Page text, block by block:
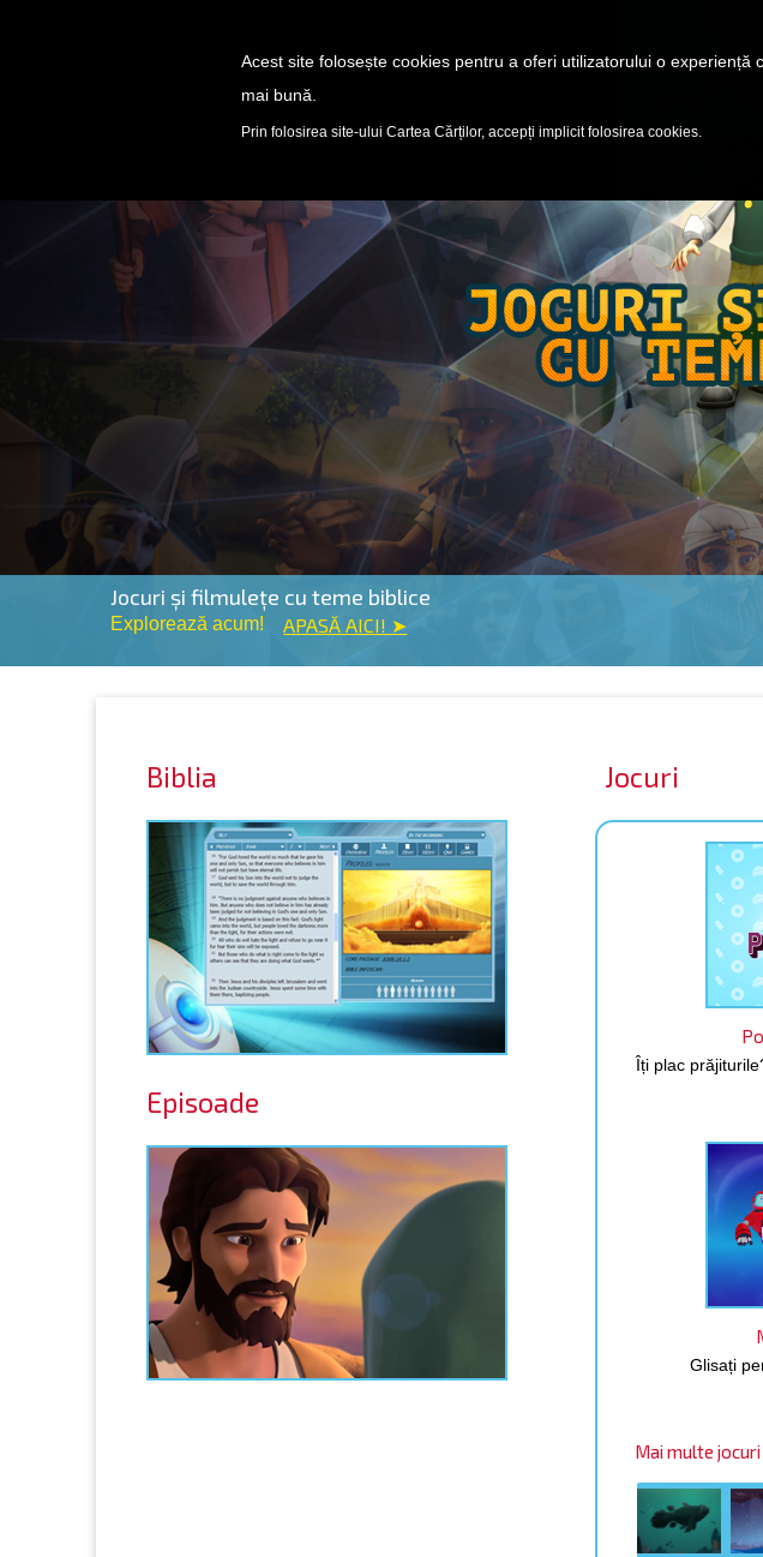
Acest site folosește cookies pentru a oferi utilizatorului o experiență
mai bună.
Prin folosirea site-ului Cartea Cărților, accepți implicit folosirea cookies.
Jocuri și filmulețe cu teme biblice
Explorează acum! APASĂ AICI! ➤
Biblia
Episoade
Jocuri
Îți plac
Glisați
Mai multe jocuri